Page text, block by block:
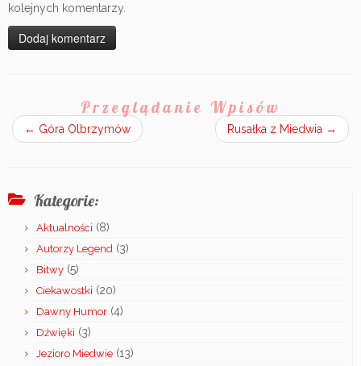
kolejnych komentarzy.
Przeglądanie Wpisów
← Góra Olbrzymów Rusałka z Miedwia →
Kategorie:
Aktualności (8)
Autorzy Legend (3)
Bitwy (5)
Ciekawostki (20)
Dawny Humor (4)
Dźwięki (3)
Jezioro Miedwie (13)